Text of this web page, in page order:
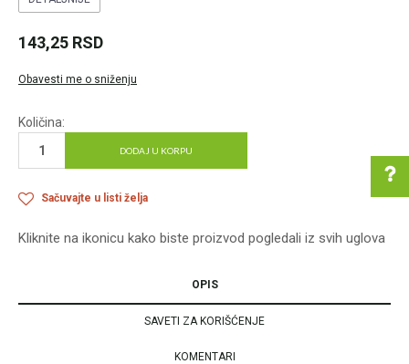
143,25 RSD
Obavesti me o sniženju
Količina:
DODAJ U KORPU
Sačuvajte u listi želja
Kliknite na ikonicu kako biste proizvod pogledali iz svih uglova
Pomoć pri kupovini
Za više informacija u
OPIS
SAVETI ZA KORIŠĆENJE
KOMENTARI